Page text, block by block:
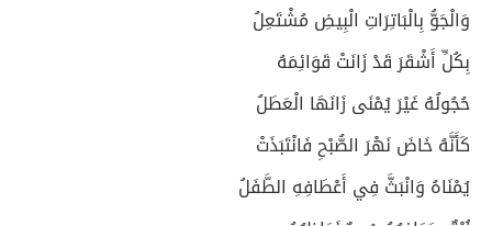
وَالْجَوُّ بِالْبَاتِرَاتِ الْبِيضِ مُشْتَعِلُ
بِكُلِّ أَشْقَرَ قَدْ زَانَتْ قَوَائِمَهُ
حُجُولُهُ غَيْرَ يُمْنَى زَانَهَا الْعَطَلُ
كَأَنَّهُ خَاضَ نَهْرَ الصُّبْحِ فَانْتَبَذَتْ
يُمْنَاهُ وَانْبَثَّ فِي أَعْطَافِهِ الطَّفَلُ